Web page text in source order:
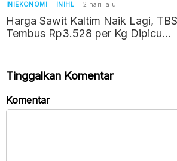
INIEKONOMI INIHL 2 hari lalu
Harga Sawit Kaltim Naik Lagi, TBS
Tembus Rp3.528 per Kg Dipicu
Tinggalkan Komentar
Komentar